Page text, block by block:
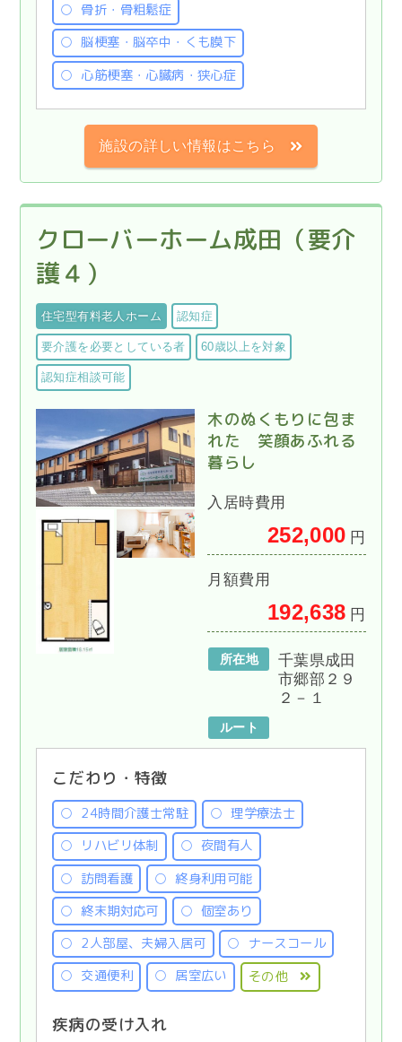
骨折・骨粗鬆症
脳梗塞・脳卒中・くも膜下
心筋梗塞・心臓病・狭心症
施設の詳しい情報はこちら
クローバーホーム成田（要介
護４）
住宅型有料老人ホーム 認知症
要介護を必要としている者 60歳以上を対象
認知症相談可能
木のぬくもりに包ま
れた 笑顔あふれる
暮らし
入居時費用
252,000 円
月額費用
192,638 円
所在地
千葉県成田
市郷部２９
２－１
ルート
こだわり・特徴
24時間介護士常駐
理学療法士
リハビリ体制
夜間有人
訪問看護
終身利用可能
終末期対応可
個室あり
2人部屋、夫婦入居可
ナースコール
交通便利
居室広い その他
疾病の受け入れ